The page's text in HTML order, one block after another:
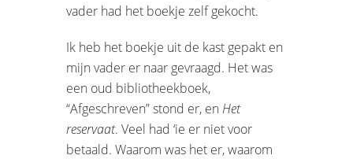
vader had het boekje zelf gekocht.
Ik heb het boekje uit de kast gepakt en
mijn vader er naar gevraagd. Het was
een oud bibliotheekboek,
“Afgeschreven” stond er, en Het
reservaat. Veel had ‘ie er niet voor
betaald. Waarom was het er, waarom